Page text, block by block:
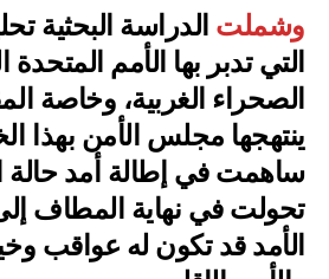
وشملتالدراسة البحثية
التي تدبر بها الأمم
الصحراء الغربية، وخاصة
ينتهجها مجلس الأمن بهذا
ساهمت في إطالة أمد حالة
تحولت في نهاية المطاف
الأمد قد تكون له عواقب